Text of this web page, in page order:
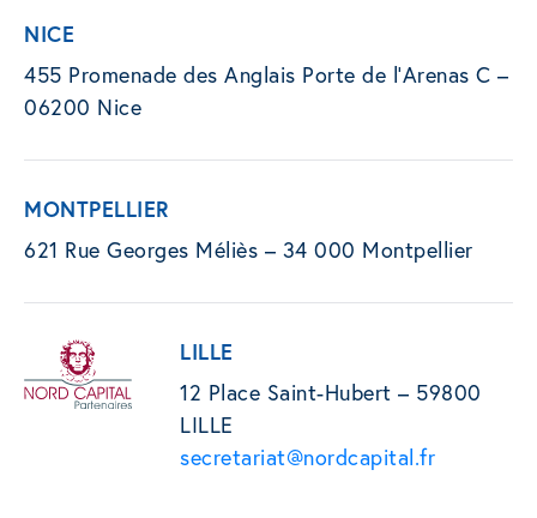
NICE
455 Promenade des Anglais Porte de l’Arenas C –
06200 Nice
MONTPELLIER
621 Rue Georges Méliès – 34 000 Montpellier
LILLE
12 Place Saint-Hubert – 59800
LILLE
secretariat@nordcapital.fr